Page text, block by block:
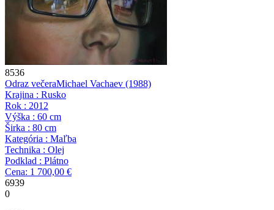
8536
Odraz večeraMichael Vachaev (1988)
Krajina : Rusko
Rok : 2012
Výška : 60 cm
Širka : 80 cm
Kategória : Maľba
Technika : Olej
Podklad : Plátno
Cena: 1 700,00 €
6939
0